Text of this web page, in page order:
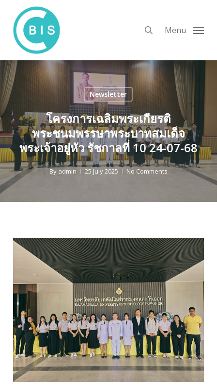
main
content
Menu
Newsletter
โครงการเฉลิมพระเกียรติ
พระชนมพรรษาพระบาทสมเด็จ
พระเจ้าอยู่หัว รัชกาลที่ 10 24-07-68
By admin 25 July 2025 No Comments